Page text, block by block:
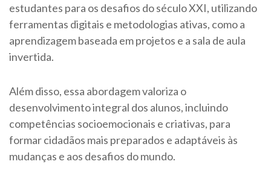
estudantes para os desafios do século XXI, utilizando
ferramentas digitais e metodologias ativas, como a
aprendizagem baseada em projetos e a sala de aula
invertida.
Além disso, essa abordagem valoriza o
desenvolvimento integral dos alunos, incluindo
competências socioemocionais e criativas, para
formar cidadãos mais preparados e adaptáveis às
mudanças e aos desafios do mundo.